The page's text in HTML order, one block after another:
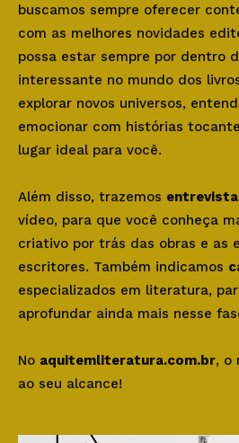
buscamos sempre oferecer
com as melhores novidades
possa estar sempre por dentro
interessante no mundo dos
explorar novos universos,
emocionar com histórias
lugar ideal para você.
Além disso, trazemos
vídeo, para que você conheça
criativo por trás das obras e as
escritores. Também indicamos
especializados em literatura,
aprofundar ainda mais nesse
No aquitemliteratura.com.br, o
ao seu alcance!